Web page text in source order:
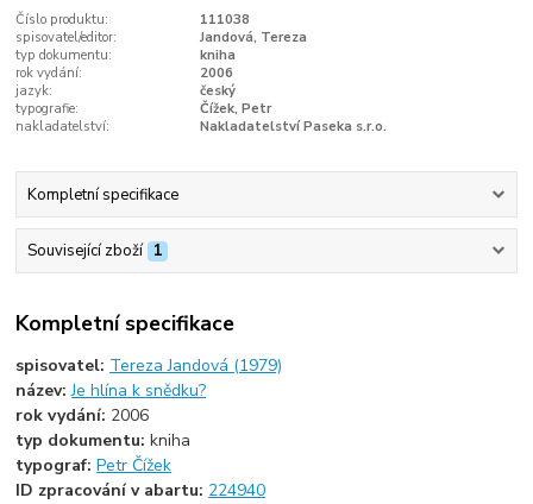
Číslo produktu:
111038
spisovatel/editor:
Jandová, Tereza
typ dokumentu:
kniha
rok vydání:
2006
jazyk:
český
typografie:
Čížek, Petr
nakladatelství:
Nakladatelství Paseka s.r.o.
Kompletní specifikace
Související zboží 1
Kompletní specifikace
spisovatel: Tereza Jandová (1979)
název:Je hlína k snědku?
rok vydání: 2006
typ dokumentu:kniha
typograf:Petr Čížek
ID zpracování v abartu: 224940